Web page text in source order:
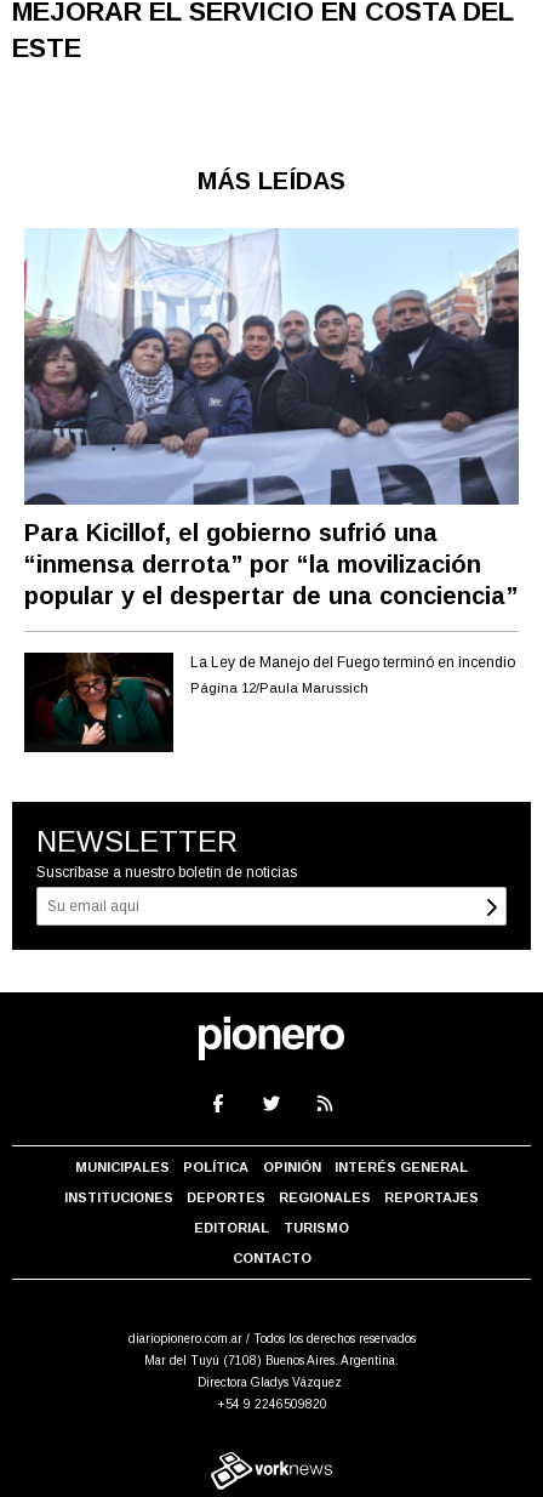
MEJORAR EL SERVICIO EN COSTA DEL
ESTE
MÁS LEÍDAS
Para Kicillof, el gobierno sufrió una
“inmensa derrota” por “la movilización
popular y el despertar de una conciencia”
La Ley de Manejo del Fuego terminó en incendio
Página 12/Paula Marussich
NEWSLETTER
Suscríbase a nuestro boletín de noticias
MUNICIPALES POLÍTICA OPINIÓN INTERÉS GENERAL
INSTITUCIONES DEPORTES REGIONALES REPORTAJES
EDITORIAL TURISMO
CONTACTO
diariopionero.com.ar / Todos los derechos reservados
Mar del Tuyú (7108) Buenos Aires. Argentina.
Directora Gladys Vázquez
+54 9 2246509820